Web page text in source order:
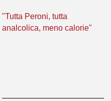
"Tutta Peroni, tutta
analcolica, meno calorie"